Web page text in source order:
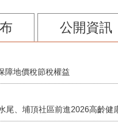
公開資訊
障地價稅節稅權益